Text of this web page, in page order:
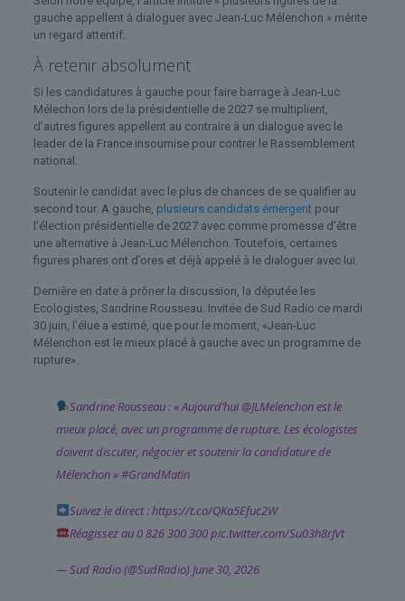
gauche appellent à dialoguer avec Jean-Luc Mélenchon » mérite
un regard attentif.
À retenir absolument
Si les candidatures à gauche pour faire barrage à Jean-Luc
Mélechon lors de la présidentielle de 2027 se multiplient,
d’autres figures appellent au contraire à un dialogue avec le
leader de la France insoumise pour contrer le Rassemblement
national.
Soutenir le candidat avec le plus de chances de se qualifier au
second tour. A gauche, plusieurs candidats émergentpour
l’élection présidentielle de 2027 avec comme promesse d’être
une alternative à Jean-Luc Mélenchon. Toutefois, certaines
figures phares ont d’ores et déjà appelé à le dialoguer avec lui.
Dernière en date à prôner la discussion, la députée les
Ecologistes, Sandrine Rousseau. Invitée de Sud Radio ce mardi
30 juin, l’élue a estimé, que pour le moment, «Jean-Luc
Mélenchon est le mieux placé à gauche avec un programme de
rupture».
Sandrine Rousseau : « Aujourd’hui@JLMelenchonest le
mieux placé, avec un programme de rupture. Les écologistes
doivent discuter, négocier et soutenir la candidature de
Mélenchon »#GrandMatin
Suivez le direct :https://t.co/QKa5Efuc2W
Réagissez au 0 826 300 300pic.twitter.com/Su03h8rJVt
— Sud Radio (@SudRadio) June 30, 2026